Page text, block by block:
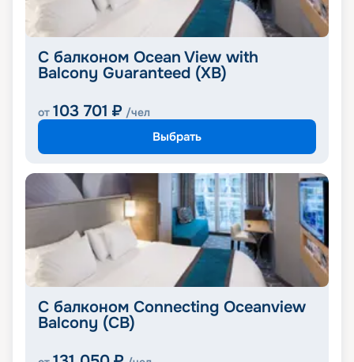
С балконом Ocean View with
Balcony Guaranteed (XB)
от 103 701 ₽ /чел
Выбрать
С балконом Connecting Oceanview
Balcony (CB)